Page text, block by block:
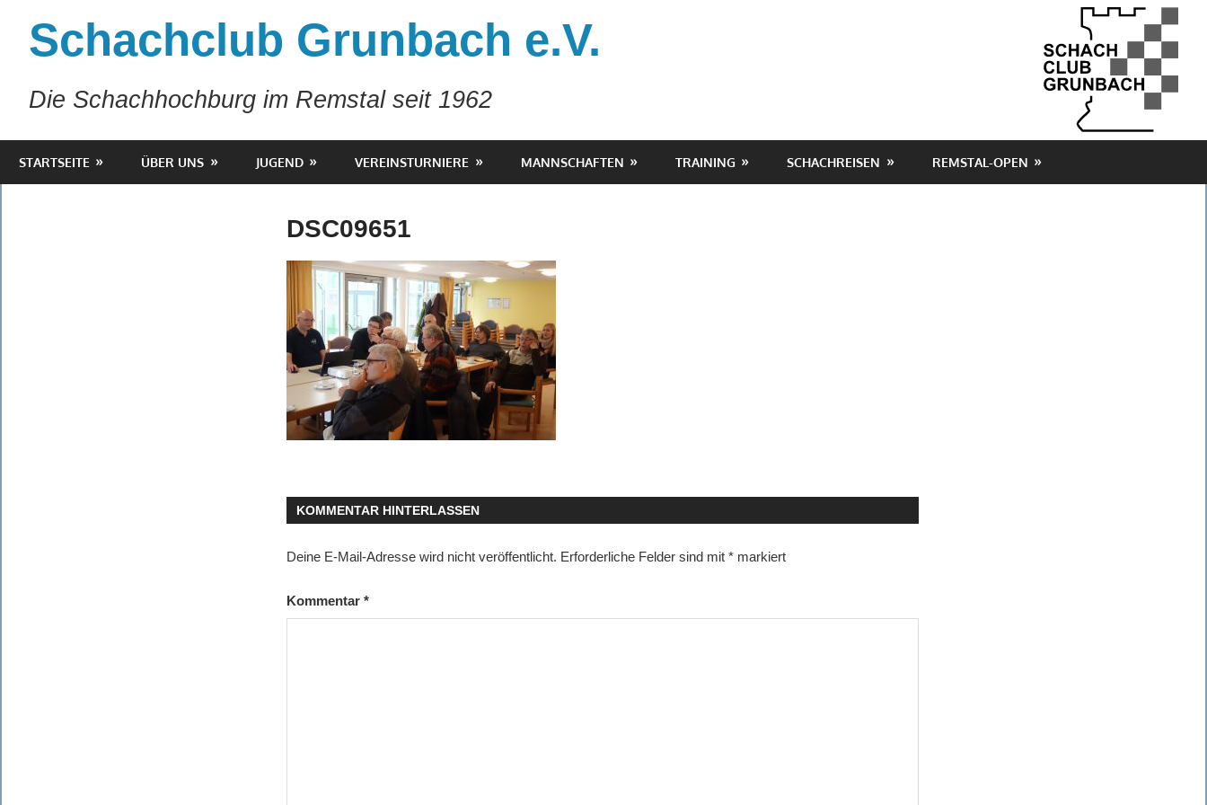
springenSchachclub Grunbach e.V.
Die Schachhochburg im Remstal seit 1962
STARTSEITE ÜBER UNS JUGEND VEREINSTURNIERE MANNSCHAFTEN TRAINING SCHACHREISEN REMSTAL-OPEN
DSC09651
KOMMENTAR HINTERLASSEN
Deine E-Mail-Adresse wird nicht veröffentlicht. Erforderliche Felder sind mit* markiert
Kommentar*